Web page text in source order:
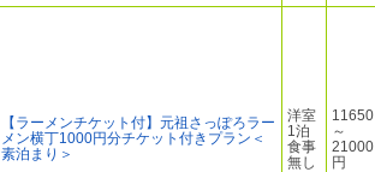
【ラーメンチケット付】元祖さっぽろラー
メン横丁1000円分チケット付きプラン＜
素泊まり＞
洋室
1泊
食事
無し
11650
～
21000
円